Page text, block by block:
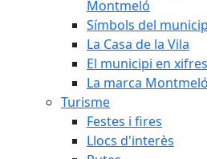
Montmeló
Símbols del
La Casa de la Vila
El municipi en xifres
La marca Montmeló
Turisme
Festes i fires
Llocs d'interès